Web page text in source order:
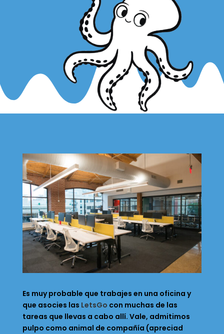
Es muy probable que trabajes en una oficina y
que asocies las LetsGo con muchas de las
tareas que llevas a cabo allí. Vale, admitimos
pulpo como animal de compañía (apreciad